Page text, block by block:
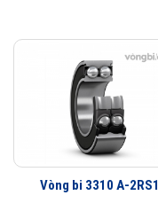
Vòng bi 3310 A-2RS1